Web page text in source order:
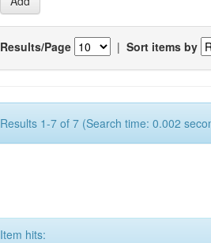
Results/Page | Sort items by
Results 1-7 of 7 (Search time: 0.002
Item hits: